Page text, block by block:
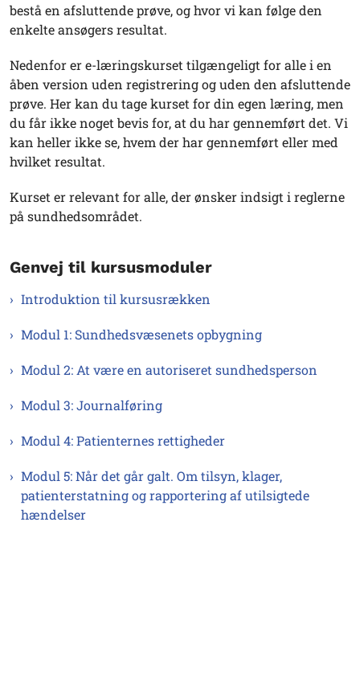
bestå en afsluttende prøve, og hvor vi kan følge den
enkelte ansøgers resultat.
Nedenfor er e-læringskurset tilgængeligt for alle i en
åben version uden registrering og uden den afsluttende
prøve. Her kan du tage kurset for din egen læring, men
du får ikke noget bevis for, at du har gennemført det. Vi
kan heller ikke se, hvem der har gennemført eller med
hvilket resultat.
Kurset er relevant for alle, der ønsker indsigt i reglerne
på sundhedsområdet.
Genvej til kursusmoduler
Introduktion til kursusrækken
Modul 1: Sundhedsvæsenets opbygning
Modul 2: At være en autoriseret sundhedsperson
Modul 3: Journalføring
Modul 4: Patienternes rettigheder
Modul 5: Når det går galt. Om tilsyn, klager,
patienterstatning og rapportering af utilsigtede
hændelser